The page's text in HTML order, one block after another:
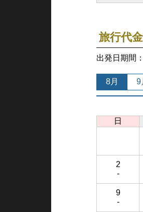
旅行代金
出発日期間
8月 9
日
2
-
9
-